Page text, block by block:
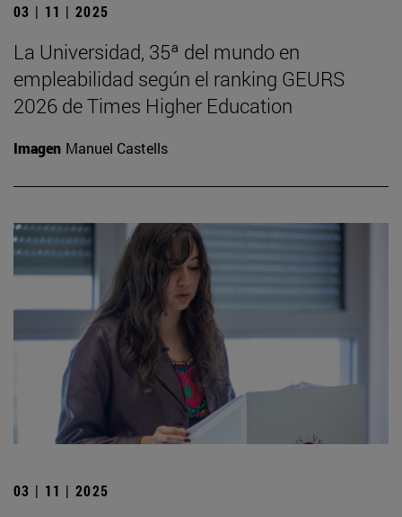
03 | 11 | 2025
La Universidad, 35ª del mundo en
empleabilidad según el ranking GEURS
2026 de Times Higher Education
Imagen Manuel Castells
03 | 11 | 2025